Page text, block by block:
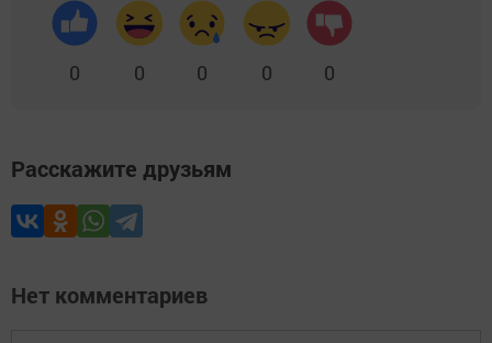
0 0 0 0 0
Расскажите друзьям
Нет комментариев